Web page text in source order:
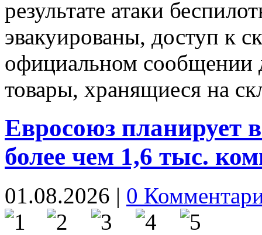
результате атаки
эвакуированы, доступ к
официальном сообщении
товары, хранящиеся на
Евросоюз планирует
более чем 1,6 тыс.
01.08.2026 | 0